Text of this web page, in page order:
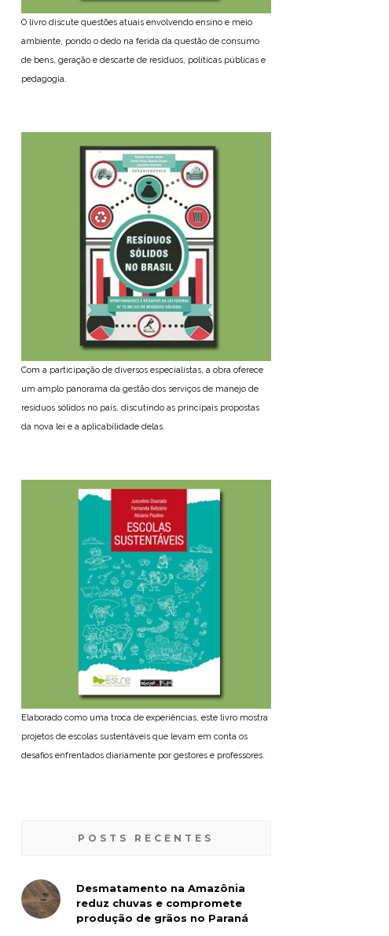
O livro discute questões atuais envolvendo ensino e meio
ambiente, pondo o dedo na ferida da questão de consumo
de bens, geração e descarte de resíduos, políticas públicas e
pedagogia.
Com a participação de diversos especialistas, a obra oferece
um amplo panorama da gestão dos serviços de manejo de
resíduos sólidos no país, discutindo as principais propostas
da nova lei e a aplicabilidade delas.
Elaborado como uma troca de experiências, este livro mostra
projetos de escolas sustentáveis que levam em conta os
desafios enfrentados diariamente por gestores e professores.
POSTS RECENTES
Desmatamento na Amazônia
reduz chuvas e compromete
produção de grãos no Paraná